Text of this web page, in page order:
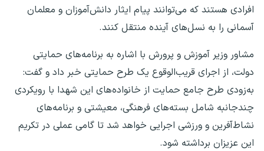
افرادی هستند که می‌توانند پیام ایثار دانش‌آموزان و معلمان
آسمانی را به نسل‌های آینده منتقل کنند.
مشاور وزیر آموزش و پرورش با اشاره به برنامه‌های حمایتی
دولت، از اجرای قریب‌الوقوع یک طرح حمایتی خبر داد و گفت:
به‌زودی طرح جامع حمایت از خانواده‌های این شهدا با رویکردی
چندجانبه شامل بسته‌های فرهنگی، معیشتی و برنامه‌های
نشاط‌آفرین و ورزشی اجرایی خواهد شد تا گامی عملی در تکریم
این عزیزان برداشته شود.